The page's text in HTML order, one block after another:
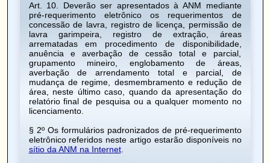
Art. 10.
Deverão ser apresentados à ANM mediante
pré-requerimento eletrônico os requerimentos de
concessão de lavra, registro de licença, permissão de
lavra garimpeira, registro de extração, áreas
arrematadas em procedimento de disponibilidade,
anuência e averbação de cessão total e parcial,
grupamento mineiro, englobamento de áreas,
averbação de arrendamento total e parcial, de
mudança de regime, desmembramento e redução de
área, neste último caso, quando da apresentação do
relatório final de pesquisa ou a qualquer momento no
licenciamento.
§ 2º Os formulários padronizados de pré-requerimento
eletrônico referidos neste artigo estarão disponíveis no
sítio da ANM na Internet.